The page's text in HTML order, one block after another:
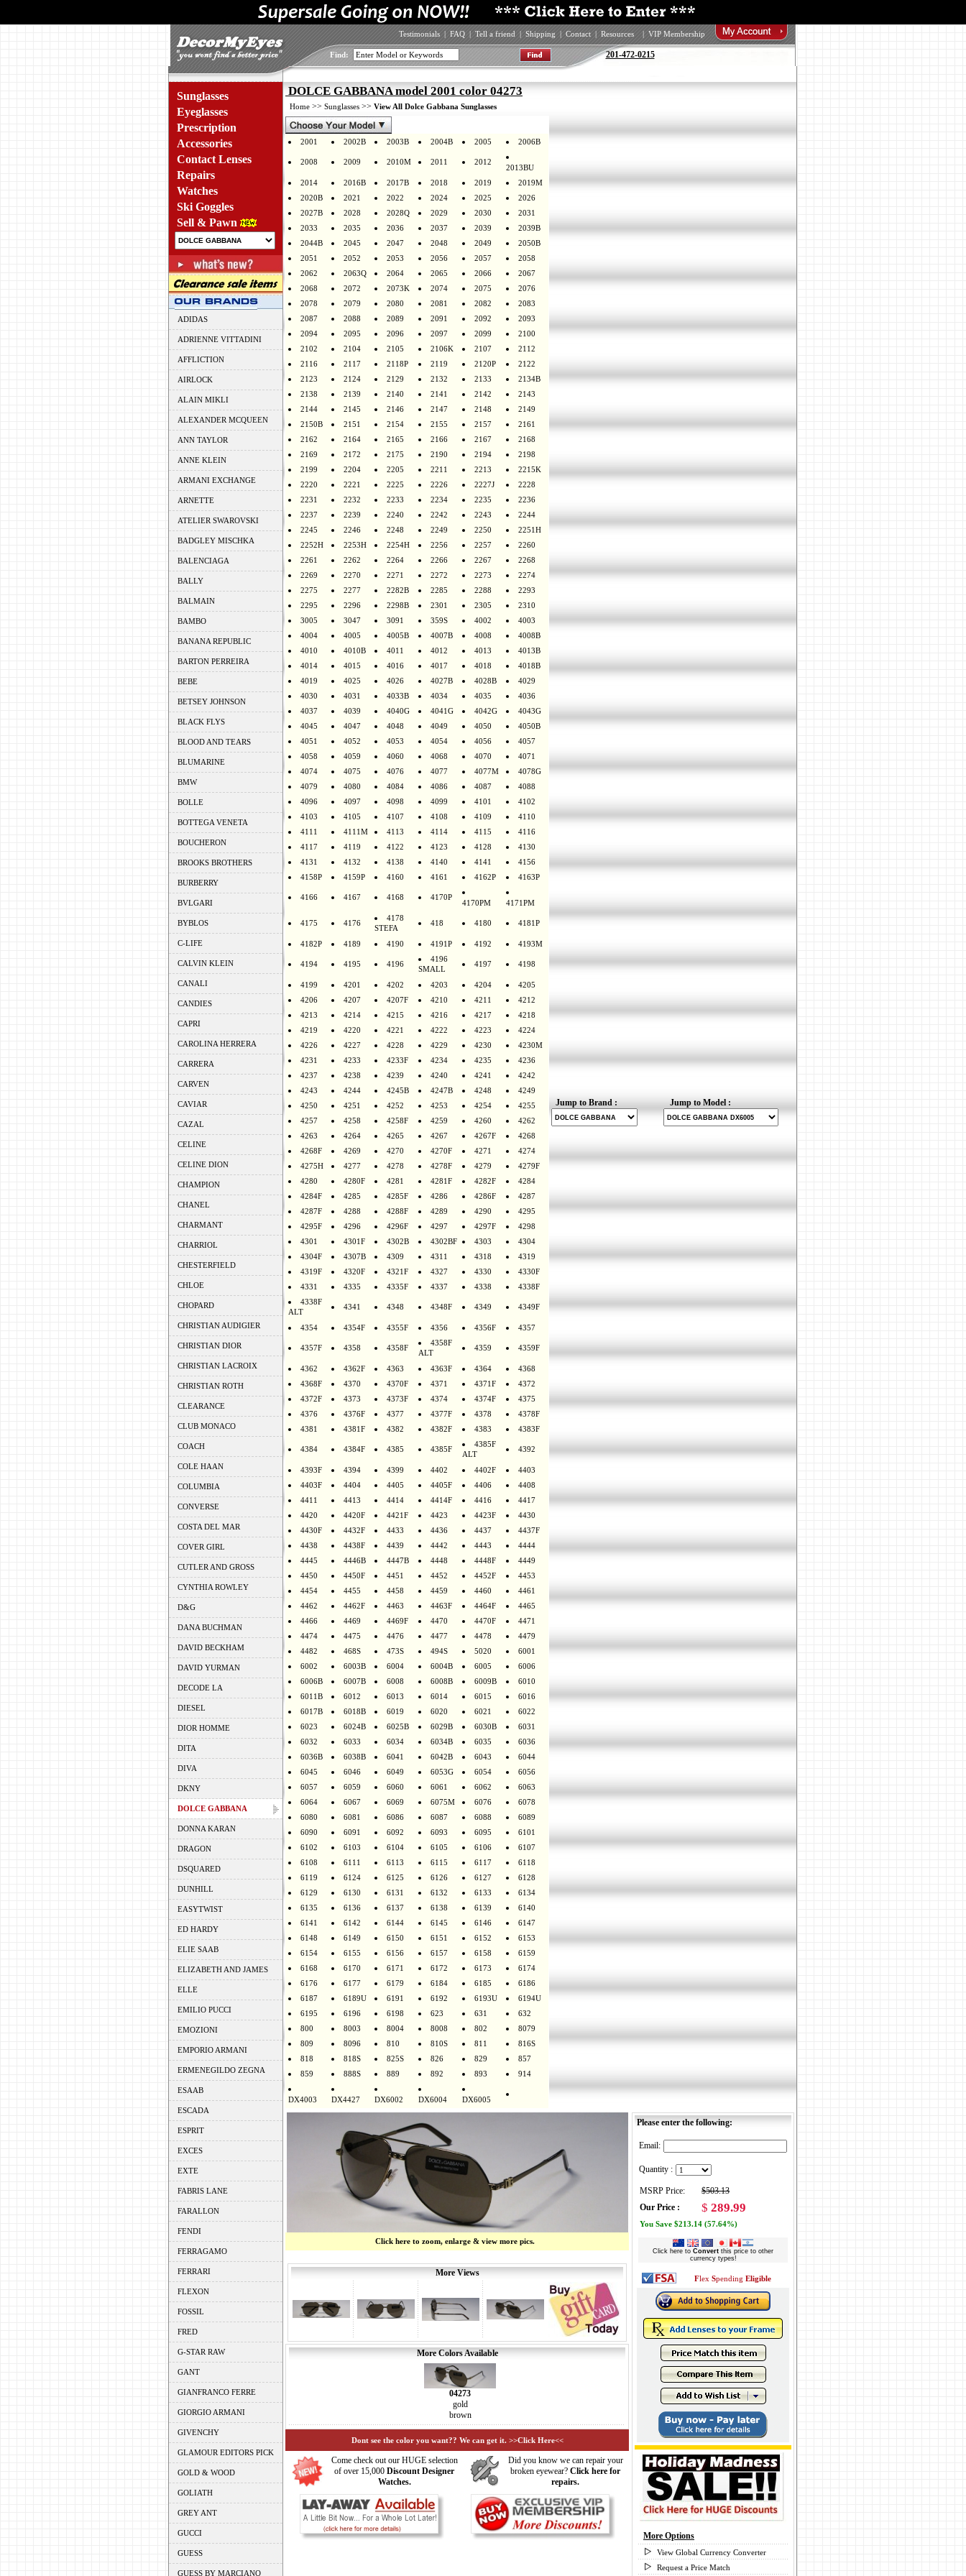
Testimonials | FAQ | Tell a friend | Shipping | Contact | Resources | VIP Membership
Find: 201-472-0215
Sunglasses
Eyeglasses
Prescription
Accessories
Contact Lenses
Repairs
Watches
Ski Goggles
Sell & Pawn
ADIDAS
ADRIENNE VITTADINI
AFFLICTION
AIRLOCK
ALAIN MIKLI
ALEXANDER MCQUEEN
ANN TAYLOR
ANNE KLEIN
ARMANI EXCHANGE
ARNETTE
ATELIER SWAROVSKI
BADGLEY MISCHKA
BALENCIAGA
BALLY
BALMAIN
BAMBO
BANANA REPUBLIC
BARTON PERREIRA
BEBE
BETSEY JOHNSON
BLACK FLYS
BLOOD AND TEARS
BLUMARINE
BMW
BOLLE
BOTTEGA VENETA
BOUCHERON
BROOKS BROTHERS
BURBERRY
BVLGARI
BYBLOS
C-LIFE
CALVIN KLEIN
CANALI
CANDIES
CAPRI
CAROLINA HERRERA
CARRERA
CARVEN
CAVIAR
CAZAL
CELINE
CELINE DION
CHAMPION
CHANEL
CHARMANT
CHARRIOL
CHESTERFIELD
CHLOE
CHOPARD
CHRISTIAN AUDIGIER
CHRISTIAN DIOR
CHRISTIAN LACROIX
CHRISTIAN ROTH
CLEARANCE
CLUB MONACO
COACH
COLE HAAN
COLUMBIA
CONVERSE
COSTA DEL MAR
COVER GIRL
CUTLER AND GROSS
CYNTHIA ROWLEY
D&G
DANA BUCHMAN
DAVID BECKHAM
DAVID YURMAN
DECODE LA
DIESEL
DIOR HOMME
DITA
DIVA
DKNY
DOLCE GABBANA
DONNA KARAN
DRAGON
DSQUARED
DUNHILL
EASYTWIST
ED HARDY
ELIE SAAB
ELIZABETH AND JAMES
ELLE
EMILIO PUCCI
EMOZIONI
EMPORIO ARMANI
ERMENEGILDO ZEGNA
ESAAB
ESCADA
ESPRIT
EXCES
EXTE
FABRIS LANE
FARALLON
FENDI
FERRAGAMO
FERRARI
FLEXON
FOSSIL
FRED
G-STAR RAW
GANT
GIANFRANCO FERRE
GIORGIO ARMANI
GIVENCHY
GLAMOUR EDITORS PICK
GOLD & WOOD
GOLIATH
GREY ANT
GUCCI
GUESS
GUESS BY MARCIANO
DOLCE GABBANA model 2001 color 04273
Home >> Sunglasses >> View All Dolce Gabbana Sunglasses
2001 2002B 2003B 2004B 2005 2006B
2008 2009 2010M 2011 2012
2013BU
2014
2016B 2017B 2018 2019
2019M
2020B
2021 2022 2024 2025
2026
2027B
2028 2028Q 2029 2030
2031
2033
2035 2036 2037 2039
2039B
2044B
2045 2047 2048 2049
2050B
2051
2052 2053 2056 2057
2058
2062
2063Q 2064 2065 2066
2067
2068
2072 2073K 2074 2075
2076
2078
2079 2080 2081 2082
2083
2087
2088 2089 2091 2092
2093
2094
2095 2096 2097 2099
2100
2102
2104 2105 2106K 2107
2112
2116
2117 2118P 2119 2120P
2122
2123
2124 2129 2132 2133
2134B
2138
2139 2140 2141 2142
2143
2144
2145 2146 2147 2148
2149
2150B
2151 2154 2155 2157
2161
2162
2164 2165 2166 2167
2168
2169
2172 2175 2190 2194
2198
2199
2204 2205 2211 2213
2215K
2220
2221 2225 2226 2227J
2228
2231
2232 2233 2234 2235
2236
2237
2239 2240 2242 2243
2244
2245
2246 2248 2249 2250
2251H
2252H
2253H 2254H 2256 2257
2260
2261
2262 2264 2266 2267
2268
2269
2270 2271 2272 2273
2274
2275
2277 2282B 2285 2288
2293
2295
2296 2298B 2301 2305
2310
3005
3047 3091 359S 4002
4003
4004
4005 4005B 4007B 4008
4008B
4010
4010B 4011 4012 4013
4013B
4014
4015 4016 4017 4018
4018B
4019
4025 4026 4027B 4028B
4029
4030
4031 4033B 4034 4035
4036
4037
4039 4040G 4041G 4042G
4043G
4045
4047 4048 4049 4050
4050B
4051
4052 4053 4054 4056
4057
4058
4059 4060 4068 4070
4071
4074
4075 4076 4077 4077M
4078G
4079
4080 4084 4086 4087
4088
4096
4097 4098 4099 4101
4102
4103
4105 4107 4108 4109
4110
4111
4111M 4113 4114 4115
4116
4117
4119 4122 4123 4128
4130
4131
4132 4138 4140 4141
4156
4158P
4159P 4160 4161 4162P 4163P
4166 4167 4168 4170P
4170PM 4171PM
4175 4176
4178
STEFA
418 4180 4181P
4182P 4189 4190 4191P 4192 4193M
4194 4195 4196
4196
SMALL
4197 4198
4199 4201 4202 4203 4204
4205
4206
4207 4207F 4210 4211
4212
4213
4214 4215 4216 4217
4218
4219
4220 4221 4222 4223
4224
4226
4227 4228 4229 4230
4230M
4231
4233 4233F 4234 4235
4236
4237
4238 4239 4240 4241
4242
4243
4244 4245B 4247B 4248
4249
4250
4251 4252 4253 4254
4255
4257
4258 4258F 4259 4260
4262
4263
4264 4265 4267 4267F
4268
4268F
4269 4270 4270F 4271
4274
4275H
4277 4278 4278F 4279
4279F
4280
4280F 4281 4281F 4282F
4284
4284F
4285 4285F 4286 4286F
4287
4287F
4288 4288F 4289 4290
4295
4295F
4296 4296F 4297 4297F
4298
4301
4301F 4302B 4302BF 4303
4304
4304F
4307B 4309 4311 4318
4319
4319F
4320F 4321F 4327 4330
4330F
4331
4335 4335F 4337 4338
4338F
4338F
ALT
4341 4348 4348F 4349 4349F
4354 4354F 4355F 4356 4356F 4357
4357F 4358 4358F
4358F
ALT
4359 4359F
4362 4362F 4363 4363F 4364
4368
4368F
4370 4370F 4371 4371F
4372
4372F
4373 4373F 4374 4374F
4375
4376
4376F 4377 4377F 4378
4378F
4381
4381F 4382 4382F 4383 4383F
4384 4384F 4385 4385F
4385F
ALT
4392
4393F 4394 4399 4402 4402F
4403
4403F
4404 4405 4405F 4406
4408
4411
4413 4414 4414F 4416
4417
4420
4420F 4421F 4423 4423F
4430
4430F
4432F 4433 4436 4437
4437F
4438
4438F 4439 4442 4443
4444
4445
4446B 4447B 4448 4448F
4449
4450
4450F 4451 4452 4452F
4453
4454
4455 4458 4459 4460
4461
4462
4462F 4463 4463F 4464F
4465
4466
4469 4469F 4470 4470F
4471
4474
4475 4476 4477 4478
4479
4482
468S 473S 494S 5020
6001
6002
6003B 6004 6004B 6005
6006
6006B
6007B 6008 6008B 6009B
6010
6011B
6012 6013 6014 6015
6016
6017B
6018B 6019 6020 6021
6022
6023
6024B 6025B 6029B 6030B
6031
6032
6033 6034 6034B 6035
6036
6036B
6038B 6041 6042B 6043
6044
6045
6046 6049 6053G 6054
6056
6057
6059 6060 6061 6062
6063
6064
6067 6069 6075M 6076
6078
6080
6081 6086 6087 6088
6089
6090
6091 6092 6093 6095
6101
6102
6103 6104 6105 6106
6107
6108
6111 6113 6115 6117
6118
6119
6124 6125 6126 6127
6128
6129
6130 6131 6132 6133
6134
6135
6136 6137 6138 6139
6140
6141
6142 6144 6145 6146
6147
6148
6149 6150 6151 6152
6153
6154
6155 6156 6157 6158
6159
6168
6170 6171 6172 6173
6174
6176
6177 6179 6184 6185
6186
6187
6189U 6191 6192 6193U
6194U
6195
6196 6198 623 631
632
800
8003 8004 8008 802
8079
809
8096 810 810S 811
816S
818
818S 825S 826 829
857
859
888S 889 892 893 914
DX4003 DX4427 DX6002 DX6004 DX6005
Jump to Brand : Jump to Model :
Click here to zoom, enlarge & view more pics.
More Views
More Colors Available
04273
gold
brown
Dont see the color you want?? We can get it. >>Click Here<<
Come check out our HUGE selection
of over 15,000 Discount Designer
Watches.
Did you know we can repair your
broken eyewear? Click here for
repairs.
Please enter the following:
Email:
Quantity :
MSRP Price:
$503.13
Our Price :
$ 289.99
You Save $213.14 (57.64%)
Click here to Convert this price to other
currency types!
Flex Spending Eligible
More Options
View Global Currency Converter
Request a Price Match